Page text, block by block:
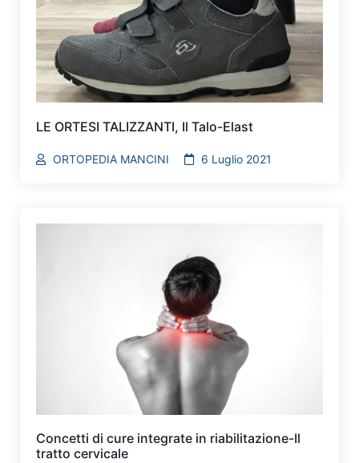
LE ORTESI TALIZZANTI, Il Talo-Elast
ORTOPEDIA MANCINI 6 Luglio 2021
Concetti di cure integrate in riabilitazione-Il
tratto cervicale